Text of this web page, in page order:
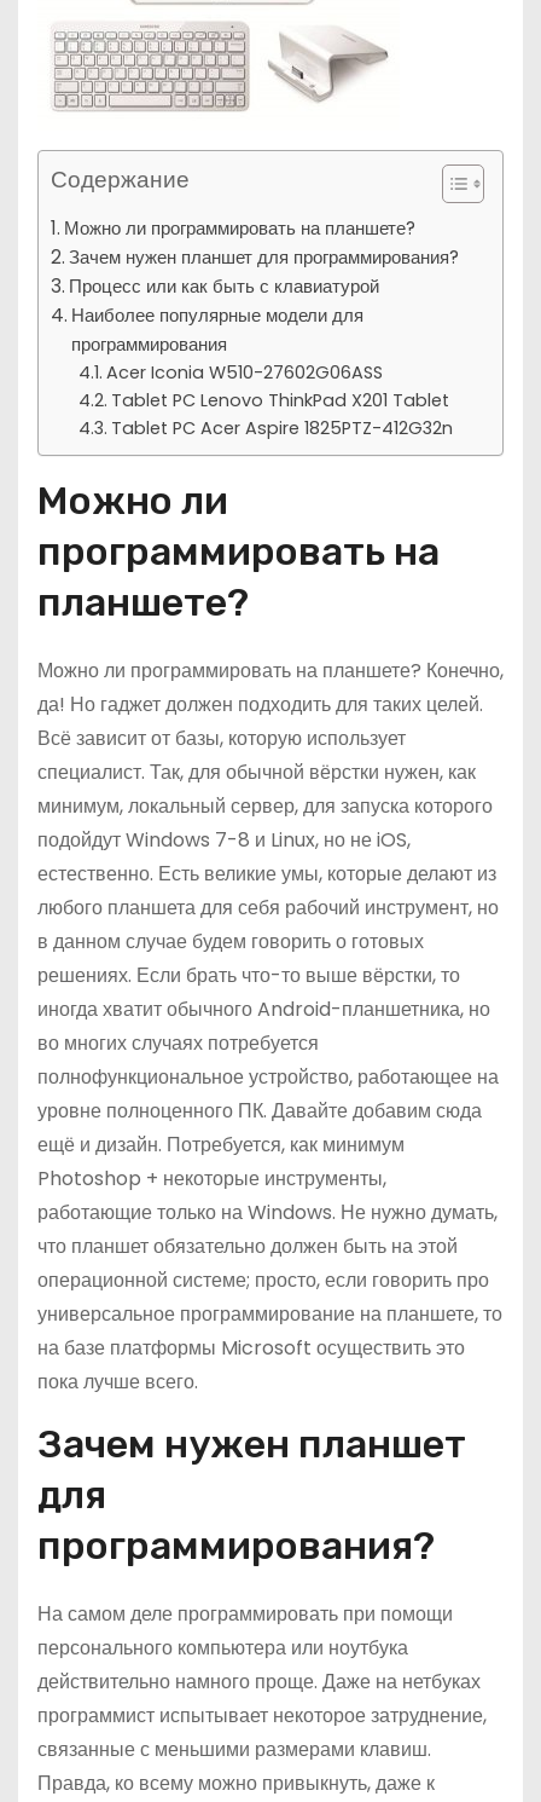
Содержание
Можно ли программировать на планшете?
Зачем нужен планшет для программирования?
Процесс или как быть с клавиатурой
Наиболее популярные модели для
программирования
Acer Iconia W510-27602G06ASS
Tablet PC Lenovo ThinkPad X201 Tablet
Tablet PC Acer Aspire 1825PTZ-412G32n
Можно ли
программировать на
планшете?
Можно ли программировать на планшете? Конечно,
да! Но гаджет должен подходить для таких целей.
Всё зависит от базы, которую использует
специалист. Так, для обычной вёрстки нужен, как
минимум, локальный сервер, для запуска которого
подойдут Windows 7-8 и Linux, но не iOS,
естественно. Есть великие умы, которые делают из
любого планшета для себя рабочий инструмент, но
в данном случае будем говорить о готовых
решениях. Если брать что-то выше вёрстки, то
иногда хватит обычного Android-планшетника, но
во многих случаях потребуется
полнофункциональное устройство, работающее на
уровне полноценного ПК. Давайте добавим сюда
ещё и дизайн. Потребуется, как минимум
Photoshop + некоторые инструменты,
работающие только на Windows. Не нужно думать,
что планшет обязательно должен быть на этой
операционной системе; просто, если говорить про
универсальное программирование на планшете, то
на базе платформы Microsoft осуществить это
пока лучше всего.
Зачем нужен планшет
для
программирования?
На самом деле программировать при помощи
персонального компьютера или ноутбука
действительно намного проще. Даже на нетбуках
программист испытывает некоторое затруднение,
связанные с меньшими размерами клавиш.
Правда, ко всему можно привыкнуть, даже к